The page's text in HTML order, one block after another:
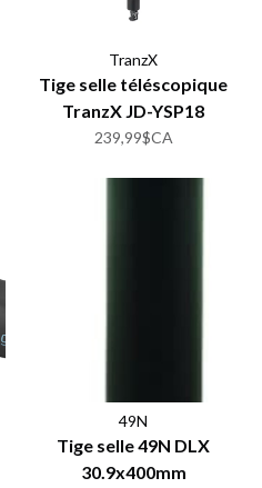
TranzX
Tige selle téléscopique
TranzX JD-YSP18
239,99$CA
49N
Tige selle 49N DLX
30.9x400mm